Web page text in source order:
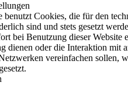
benutzt Cookies, die für den
sind und stets gesetzt
bei Benutzung dieser Website
dienen oder die Interaktion mit
vereinfachen sollen,